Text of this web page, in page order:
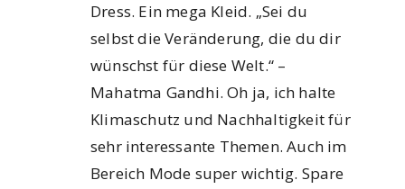
Dress. Ein mega Kleid. „Sei du
selbst die Veränderung, die du dir
wünschst für diese Welt.“ –
Mahatma Gandhi. Oh ja, ich halte
Klimaschutz und Nachhaltigkeit für
sehr interessante Themen. Auch im
Bereich Mode super wichtig. Spare